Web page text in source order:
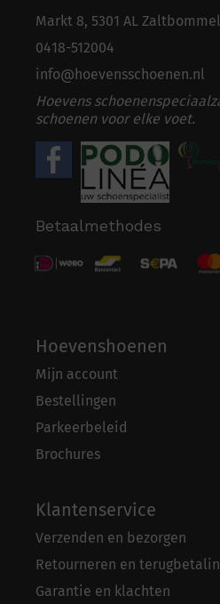
Markt 8, 5301 AL Zaltbommel
0418-512004
info@hoevensschoenen.nl
Hoevens
schoenen voor elke voet.
Betaalmethodes
Hoevenshoenen
Mijn account
Bestellingen
Parkeerbeleid
Brochures
Klantenservice
Verzenden en bezorgen
Retourneren en
Garantie en klachten